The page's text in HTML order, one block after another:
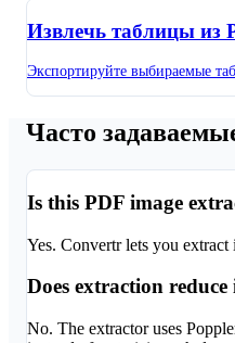
Извлечь таблицы из
Экспортируйте выбираемые
Часто
Is this PDF image
Yes. Convertr lets you
Does extraction
No. The extractor uses